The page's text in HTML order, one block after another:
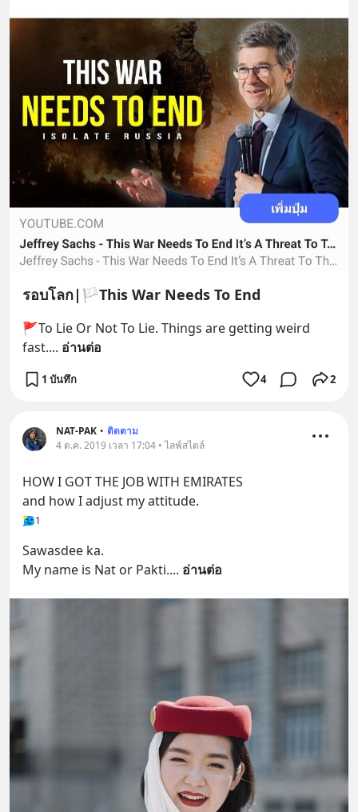
รอบโลก|🏳This War Needs To End
🚩To Lie Or Not To Lie. Things are getting weird
fast.... อ่านต่อ
1 บันทึก 4 2
NAT-PAK • ติดตาม
4 ต.ค. 2019 เวลา 17:04 • ไลฟ์สไตล์
HOW I GOT THE JOB WITH EMIRATES
and how I adjust my attitude.
1
Sawasdee ka.
My name is Nat or Pakti.... อ่านต่อ